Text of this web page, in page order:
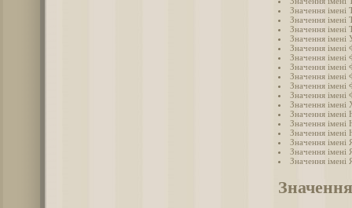
Значення імені
Значення імені
Значення імені
Значення імені
Значення імені
Значення імені
Значення імені
Значення імені
Значення імені
Значення імені
Значення імені
Значення імені
Значення імені
Значення
Значення імені
Значення імені
Значення імені